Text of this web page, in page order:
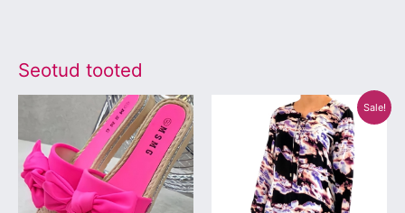
Seotud tooted
on
mitu
varianti.
Sale!
hind
oli:
€129.90.
Praegune
hind
on:
€39.00.
Sellel
tootel
on
mitu
varianti.